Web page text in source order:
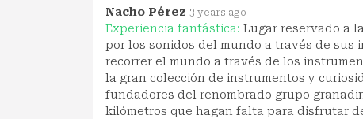
Nacho Pérez 3 years ago
Experiencia fantástica: Lugar reservado a
por los sonidos del mundo a través de
recorrer el mundo a través de los
la gran colección de instrumentos y
fundadores del renombrado grupo
kilómetros que hagan falta para disfrutar